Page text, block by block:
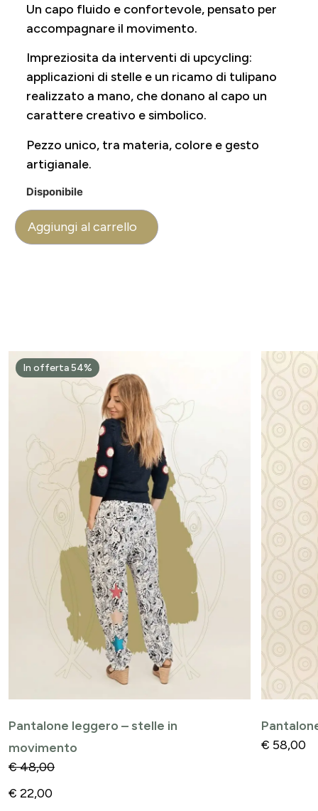
Un capo fluido e confortevole, pensato per
accompagnare il movimento.
Impreziosita da interventi di upcycling:
applicazioni di stelle e un ricamo di tulipano
realizzato a mano, che donano al capo un
carattere creativo e simbolico.
Pezzo unico, tra materia, colore e gesto
artigianale.
Disponibile
Aggiungi al carrello
In offerta 54%
Pantalone leggero – stelle in
movimento
€48,00
€ 22,00
€ 58,00